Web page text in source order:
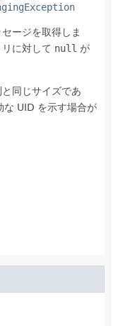
ージを取得しま
に対して null が
同じサイズであ
な UID を示す場合が